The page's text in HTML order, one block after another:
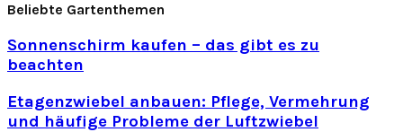
Beliebte Gartenthemen
Sonnenschirm kaufen – das gibt es zu
beachten
Etagenzwiebel anbauen: Pflege, Vermehrung
und häufige Probleme der Luftzwiebel